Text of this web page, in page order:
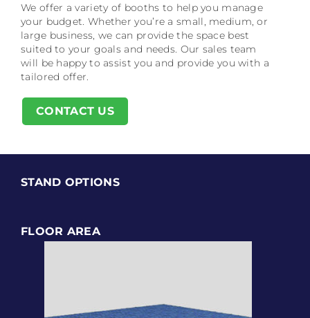
We offer a variety of booths to help you manage
your budget. Whether you’re a small, medium, or
large business, we can provide the space best
suited to your goals and needs. Our sales team
will be happy to assist you and provide you with a
tailored offer.
CONTACT US
STAND OPTIONS
FLOOR AREA